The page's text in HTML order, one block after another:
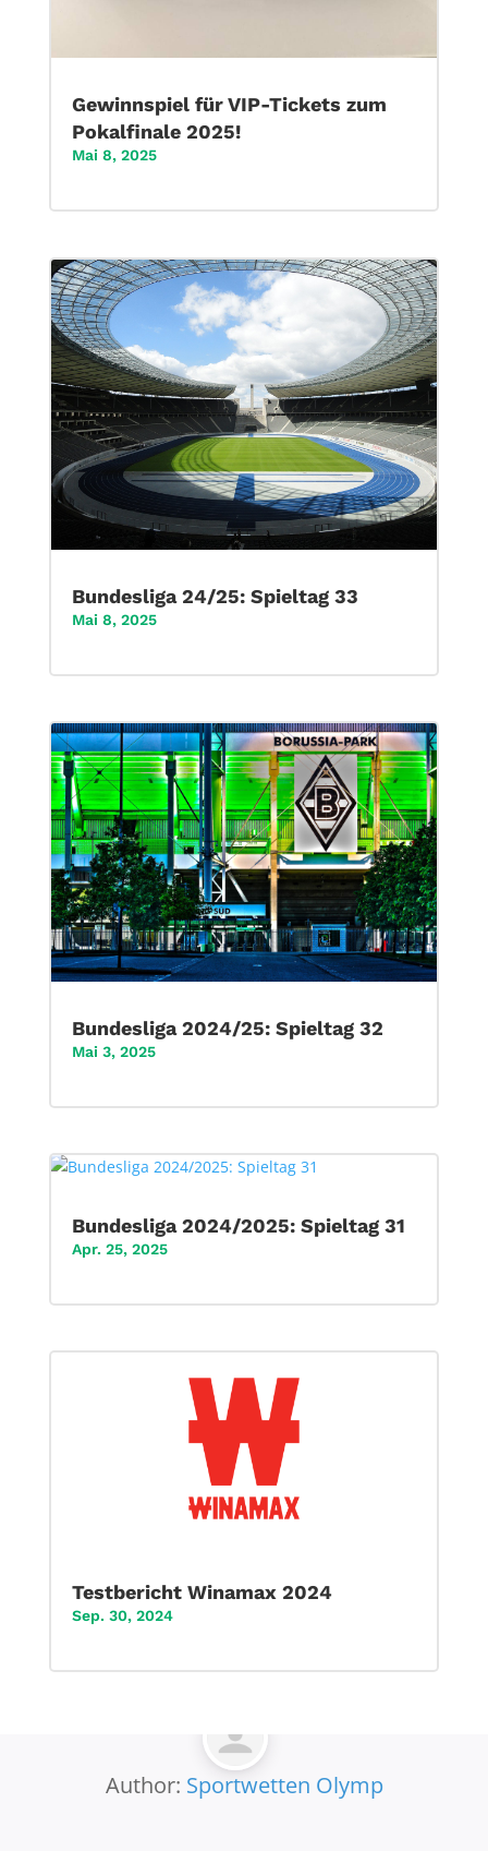
Gewinnspiel für VIP-Tickets zum
Pokalfinale 2025!
Mai 8, 2025
Bundesliga 24/25: Spieltag 33
Mai 8, 2025
Bundesliga 2024/25: Spieltag 32
Mai 3, 2025
Bundesliga 2024/2025: Spieltag 31
Apr. 25, 2025
Testbericht Winamax 2024
Sep. 30, 2024
Author: Sportwetten Olymp